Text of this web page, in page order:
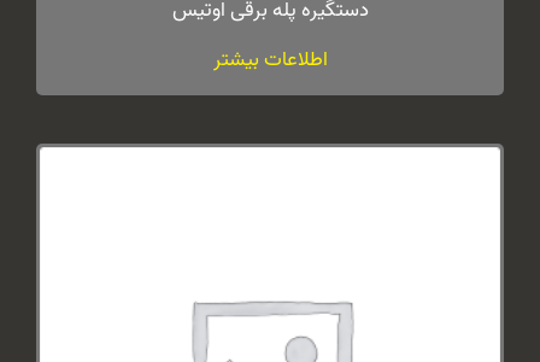
دستگیره پله برقی اوتیس
اطلاعات بیشتر